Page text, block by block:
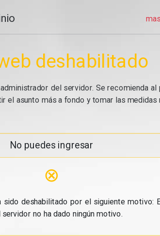
deshabilitado
del servidor. Se recomienda
el asunto más a fondo y tomar las medidas
No puedes ingresar
⊗
sido deshabilitado por el siguiente motivo:
no ha dado ningún motivo.